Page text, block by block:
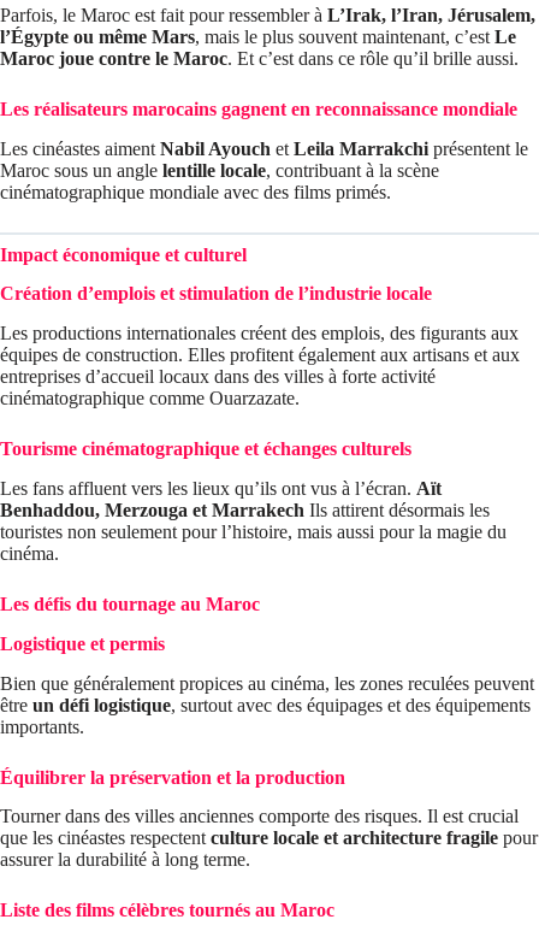
Parfois, le Maroc est fait pour ressembler à L’Irak, l’Iran, Jérusalem,
l’Égypte ou même Mars, mais le plus souvent maintenant, c’est Le
Maroc joue contre le Maroc. Et c’est dans ce rôle qu’il brille aussi.
Les réalisateurs marocains gagnent en reconnaissance mondiale
Les cinéastes aiment Nabil Ayouch et Leila Marrakchi présentent le
Maroc sous un angle lentille locale, contribuant à la scène
cinématographique mondiale avec des films primés.
Impact économique et culturel
Création d’emplois et stimulation de l’industrie locale
Les productions internationales créent des emplois, des figurants aux
équipes de construction. Elles profitent également aux artisans et aux
entreprises d’accueil locaux dans des villes à forte activité
cinématographique comme Ouarzazate.
Tourisme cinématographique et échanges culturels
Les fans affluent vers les lieux qu’ils ont vus à l’écran. Aït
Benhaddou, Merzouga et Marrakech Ils attirent désormais les
touristes non seulement pour l’histoire, mais aussi pour la magie du
cinéma.
Les défis du tournage au Maroc
Logistique et permis
Bien que généralement propices au cinéma, les zones reculées peuvent
être un défi logistique, surtout avec des équipages et des équipements
importants.
Équilibrer la préservation et la production
Tourner dans des villes anciennes comporte des risques. Il est crucial
que les cinéastes respectentculture locale et architecture fragile pour
assurer la durabilité à long terme.
Liste des films célèbres tournés au Maroc